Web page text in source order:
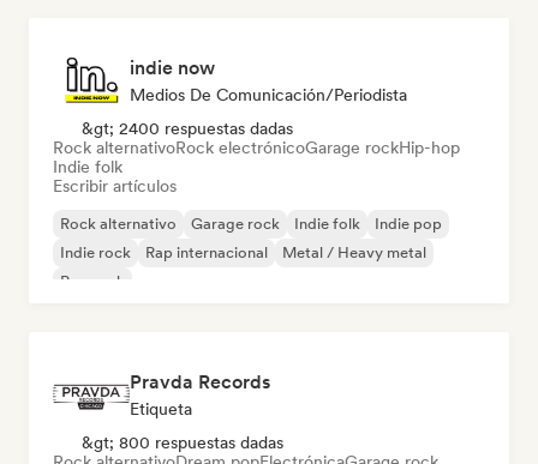
indie now
Medios De Comunicación/Periodista
&gt; 2400 respuestas dadas
Rock alternativoRock electrónicoGarage rockHip-hop
Indie folk
Escribir artículos
Rock alternativo Garage rock Indie folk
Indie pop
Indie rock
Rap internacional
Metal / Heavy metal
Pop rock
Pravda Records
Etiqueta
&gt; 800 respuestas dadas